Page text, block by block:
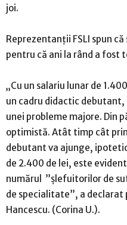
joi.
Reprezentanţii FSLI spun
pentru că ani la rând a fost
„Cu un salariu lunar de
un cadru didactic
unei probleme majore. Din
optimistă. Atât timp cât
debutant va ajunge,
de 2.400 de lei, este
numărul ”şlefuitorilor de
de specialitate”, a declarat
Hancescu. (Corina U.).